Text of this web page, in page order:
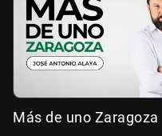
Más de uno Zaragoza